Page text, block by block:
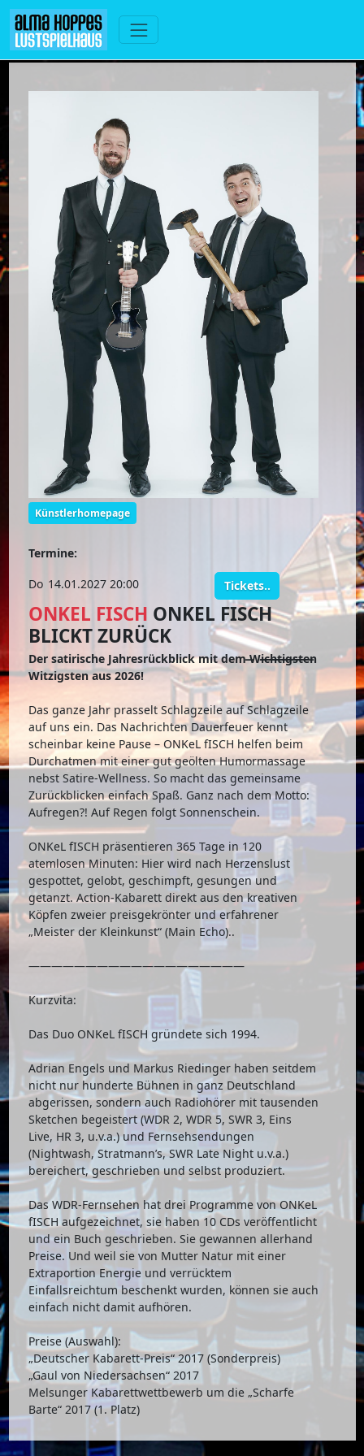
Künstlerhomepage
Termine:
Do 14.01.2027 20:00 Tickets..
ONKEL FISCH ONKEL FISCH
BLICKT ZURÜCK
Der satirische Jahresrückblick mit dem ̶Wi̶̶c̶̶h̶̶t̶̶i̶̶g̶̶s̶̶t̶̶e̶n
Witzigsten aus 2026!
Das ganze Jahr prasselt Schlagzeile auf Schlagzeile
auf uns ein. Das Nachrichten Dauerfeuer kennt
scheinbar keine Pause – ONKeL fISCH helfen beim
Durchatmen mit einer gut geölten Humormassage
nebst Satire-Wellness. So macht das gemeinsame
Zurückblicken einfach Spaß. Ganz nach dem Motto:
Aufregen?! Auf Regen folgt Sonnenschein.
ONKeL fISCH präsentieren 365 Tage in 120
atemlosen Minuten: Hier wird nach Herzenslust
gespottet, gelobt, geschimpft, gesungen und
getanzt. Action-Kabarett direkt aus den kreativen
Köpfen zweier preisgekrönter und erfahrener
„Meister der Kleinkunst“ (Main Echo)..
———————————————————
Kurzvita:
Das Duo ONKeL fISCH gründete sich 1994.
Adrian Engels und Markus Riedinger haben seitdem
nicht nur hunderte Bühnen in ganz Deutschland
abgerissen, sondern auch Radiohörer mit tausenden
Sketchen begeistert (WDR 2, WDR 5, SWR 3, Eins
Live, HR 3, u.v.a.) und Fernsehsendungen
(Nightwash, Stratmann’s, SWR Late Night u.v.a.)
bereichert, geschrieben und selbst produziert.
Das WDR-Fernsehen hat drei Programme von ONKeL
fISCH aufgezeichnet, sie haben 10 CDs veröffentlicht
und ein Buch geschrieben. Sie gewannen allerhand
Preise. Und weil sie von Mutter Natur mit einer
Extraportion Energie und verrücktem
Einfallsreichtum beschenkt wurden, können sie auch
einfach nicht damit aufhören.
Preise (Auswahl):
„Deutscher Kabarett-Preis“ 2017 (Sonderpreis)
„Gaul von Niedersachsen“ 2017
Melsunger Kabarettwettbewerb um die „Scharfe
Barte“ 2017 (1. Platz)